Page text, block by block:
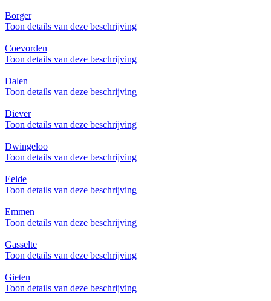
Borger
Toon details van deze beschrijving
Coevorden
Toon details van deze beschrijving
Dalen
Toon details van deze beschrijving
Diever
Toon details van deze beschrijving
Dwingeloo
Toon details van deze beschrijving
Eelde
Toon details van deze beschrijving
Emmen
Toon details van deze beschrijving
Gasselte
Toon details van deze beschrijving
Gieten
Toon details van deze beschrijving